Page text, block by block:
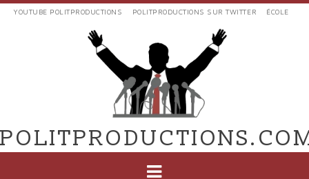
Aller
EXTERNES
POLIT'PRODUCTIONS
YOUTUBE POLITPRODUCTIONS POLITPRODUCTIONS SUR TWITTER ÉCOLE